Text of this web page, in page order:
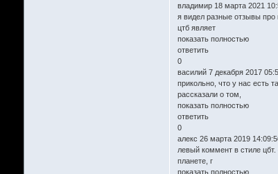
владимир 18 марта 2021
я видел разные отзывы про
цтб являет
показать полностью
ответить
0
василий 7 декабря 2017
прикольно, что у нас есть
рассказали о том,
показать полностью
ответить
0
алекс 26 марта 2019
левый коммент в стиле
планете, г
показать полностью